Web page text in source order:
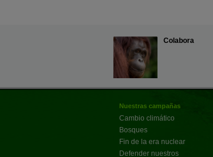
Colabora
Nuestras campañas
Cambio climático
Bosques
Fin de la era nuclear
Defender nuestros